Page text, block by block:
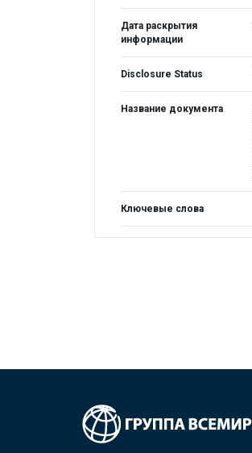
Дата раскрытия
информации
Disclosure Status
Название документа
Ключевые слова